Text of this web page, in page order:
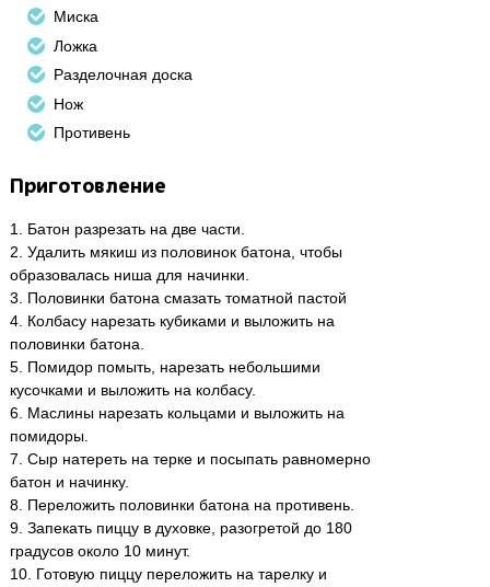
Миска
Ложка
Разделочная доска
Нож
Противень
Приготовление
1. Батон разрезать на две части.
2. Удалить мякиш из половинок батона, чтобы
образовалась ниша для начинки.
3. Половинки батона смазать томатной пастой
4. Колбасу нарезать кубиками и выложить на
половинки батона.
5. Помидор помыть, нарезать небольшими
кусочками и выложить на колбасу.
6. Маслины нарезать кольцами и выложить на
помидоры.
7. Сыр натереть на терке и посыпать равномерно
батон и начинку.
8. Переложить половинки батона на противень.
9. Запекать пиццу в духовке, разогретой до 180
градусов около 10 минут.
10. Готовую пиццу переложить на тарелку и